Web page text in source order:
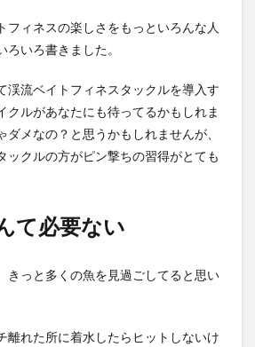
フィネスの楽しさをもっといろんな人
いろ書きました。
渓流ベイトフィネスタックルを導入す
クルがあなたにも待ってるかもしれま
ダメなの？と思うかもしれませんが、
ックルの方がピン撃ちの習得がとても
て必要ない
きっと多くの魚を見過ごしてると思い
離れた所に着水したらヒットしないけ